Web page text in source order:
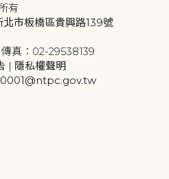
有
市板橋區貴興路139號
真：02-29538139
| 隱私權聲明